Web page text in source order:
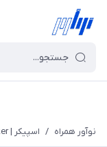
نوآور همراه / اسپیکر | Speaker